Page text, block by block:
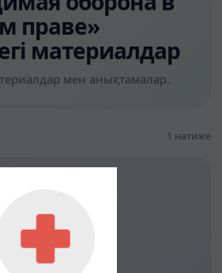
праве»
материалдар
мен анықтамалар.
1 нәтиже